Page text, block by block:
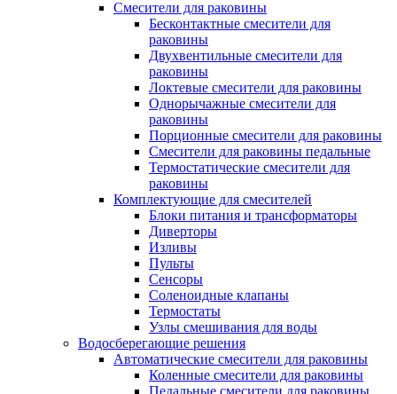
Смесители для раковины
Бесконтактные смесители для
раковины
Двухвентильные смесители для
раковины
Локтевые смесители для раковины
Однорычажные смесители для
раковины
Порционные смесители для раковины
Смесители для раковины педальные
Термостатические смесители для
раковины
Комплектующие для смесителей
Блоки питания и трансформаторы
Диверторы
Изливы
Пульты
Сенсоры
Соленоидные клапаны
Термостаты
Узлы смешивания для воды
Водосберегающие решения
Автоматические смесители для раковины
Коленные смесители для раковины
Педальные смесители для раковины